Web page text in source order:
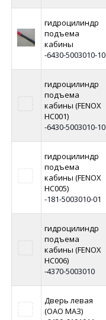
гидроцилиндр
подъема
кабины
-6430-5003010-10
гидроцилиндр
подъема
кабины (FENOX
HC001)
-6430-5003010-10
гидроцилиндр
подъема
кабины (FENOX
HC005)
-181-5003010-01
гидроцилиндр
подъема
кабины (FENOX
HC006)
-4370-5003010
Дверь левая
(ОАО МАЗ)